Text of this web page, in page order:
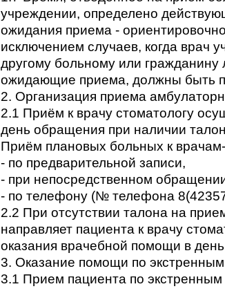
учреждении, определено
ожидания приема -
исключением случаев, когда врач
другому больному или гражданину
ожидающие приема, должны быть
2. Организация приема
2.1 Приём к врачу стоматологу
день обращения при наличии
Приём плановых больных к
- по предварительной записи,
- при непосредственном
- по телефону (№ телефона
2.2 При отсутствии талона на
направляет пациента к врачу
оказания врачебной помощи в
3. Оказание помощи по
3.1 Прием пациента по